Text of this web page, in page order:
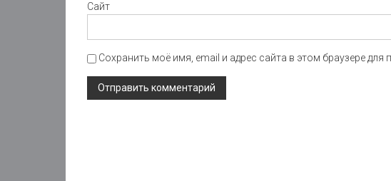
Сайт
Сохранить моё имя, email и адрес сайта в этом браузере